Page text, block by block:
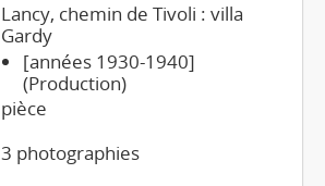
Lancy, chemin de Tivoli : villa
Gardy
[années 1930-1940]
(Production)
pièce
3 photographies